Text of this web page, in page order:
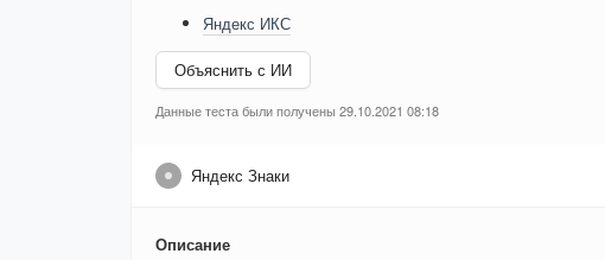
Яндекс ИКС
Объяснить с ИИ
Данные теста были получены 29.10.2021 08:18
Яндекс Знаки
Описание